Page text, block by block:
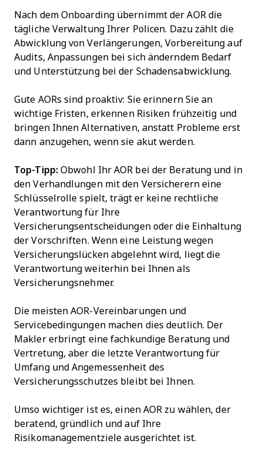
Nach dem Onboarding übernimmt der AOR die
tägliche Verwaltung Ihrer Policen. Dazu zählt die
Abwicklung von Verlängerungen, Vorbereitung auf
Audits, Anpassungen bei sich änderndem Bedarf
und Unterstützung bei der Schadensabwicklung.
Gute AORs sind proaktiv: Sie erinnern Sie an
wichtige Fristen, erkennen Risiken frühzeitig und
bringen Ihnen Alternativen, anstatt Probleme erst
dann anzugehen, wenn sie akut werden.
Top-Tipp: Obwohl Ihr AOR bei der Beratung und in
den Verhandlungen mit den Versicherern eine
Schlüsselrolle spielt, trägt er keine rechtliche
Verantwortung für Ihre
Versicherungsentscheidungen oder die Einhaltung
der Vorschriften. Wenn eine Leistung wegen
Versicherungslücken abgelehnt wird, liegt die
Verantwortung weiterhin bei Ihnen als
Versicherungsnehmer.
Die meisten AOR-Vereinbarungen und
Servicebedingungen machen dies deutlich. Der
Makler erbringt eine fachkundige Beratung und
Vertretung, aber die letzte Verantwortung für
Umfang und Angemessenheit des
Versicherungsschutzes bleibt bei Ihnen.
Umso wichtiger ist es, einen AOR zu wählen, der
beratend, gründlich und auf Ihre
Risikomanagementziele ausgerichtet ist.